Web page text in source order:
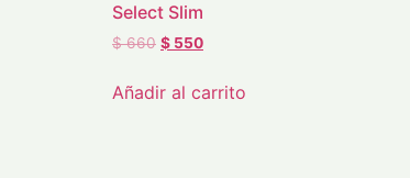
Select Slim
$660 $ 550
Añadir al carrito